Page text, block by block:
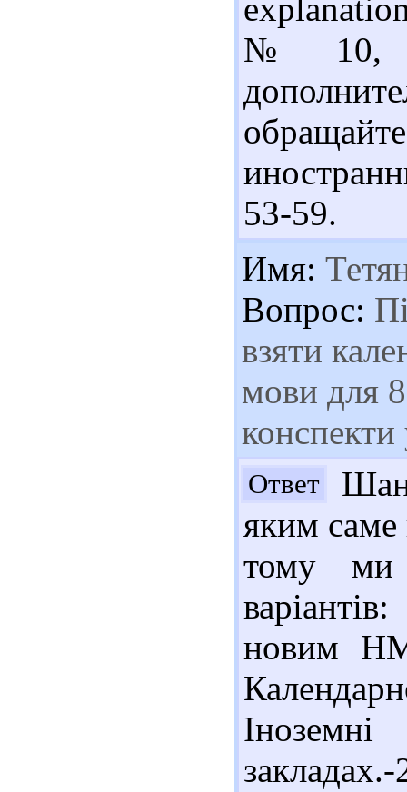
№ 10,
53-59.
Имя:
Вопрос:
взяти
мови для
конспекти
Ответ
яким
тому ми
новим